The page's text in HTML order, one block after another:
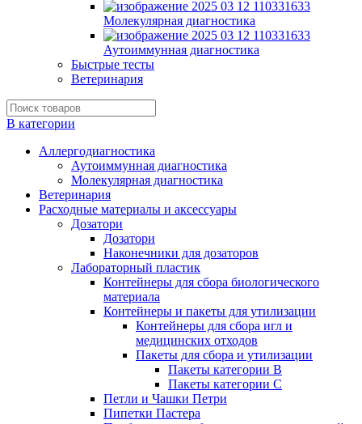
Молекулярная диагностика
Аутоиммунная диагностика
Быстрые тесты
Ветеринария
В категории
Аллергодиагностика
Аутоиммунная диагностика
Молекулярная диагностика
Ветеринария
Расходные материалы и аксессуары
Дозатори
Дозатори
Наконечники для дозаторов
Лабораторный пластик
Контейнеры для сбора биологического
материала
Контейнеры и пакеты для утилизации
Контейнеры для сбора игл и
медицинских отходов
Пакеты для сбора и утилизации
Пакеты категории B
Пакеты категории C
Петли и Чашки Петри
Пипетки Пастера